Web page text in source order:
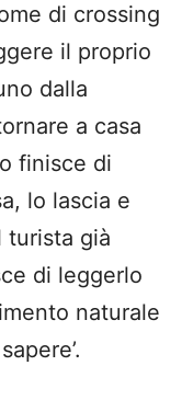
di crossing
il proprio
dalla
a casa
finisce di
lo lascia e
turista già
di leggerlo
naturale